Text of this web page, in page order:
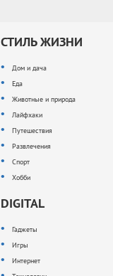
СТИЛЬ ЖИЗНИ
Дом и дача
Еда
Животные и природа
Лайфхаки
Путешествия
Развлечения
Спорт
Хобби
DIGITAL
Гаджеты
Игры
Интернет